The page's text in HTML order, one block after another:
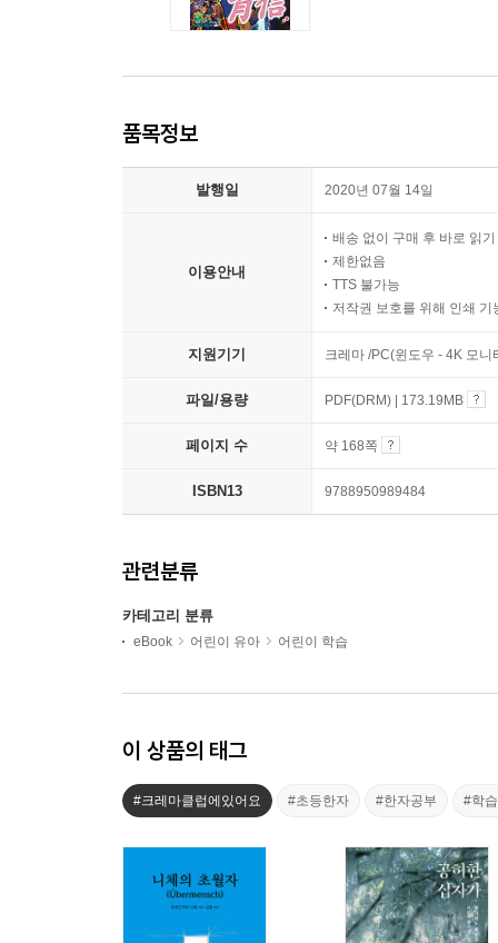
품목정보
발행일 2020년 07월 14일
이용안내
배송 없이 구매 후 바로 읽기
제한없음
TTS 불가능
저작권 보호를 위해 인쇄 기
지원기기 크레마 /PC(윈도우 - 4K 모
파일/용량 PDF(DRM) | 173.19MB
페이지 수 약 168쪽
ISBN13 9788950989484
관련분류
카테고리 분류
eBook 어린이 유아 어린이 학습
이 상품의 태그
#크레마클럽에있어요 #초등한자 #한자공부 #학